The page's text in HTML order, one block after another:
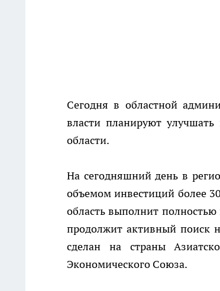
Сегодня в областной
власти планируют
области.
На сегодняшний день в
объемом инвестиций более
область выполнит
продолжит активный поиск
сделан на страны
Экономического Союза.